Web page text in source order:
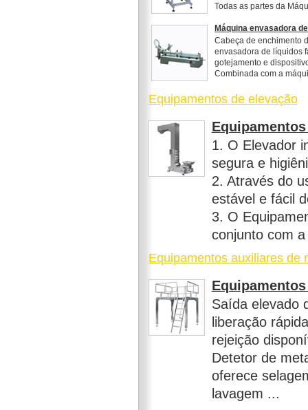
Todas as partes da
Máquina envasadora
Cabeça de enchimento
envasadora de líquidos
gotejamento e
Combinada com a
Equipamentos de elevação
1. O Elevador
segura e
2. Através do
estável e fácil
3. O
conjunto com
Equipamentos auxiliares de
Saída elevado
liberação
rejeição
Detetor de
oferece
lavagem ...